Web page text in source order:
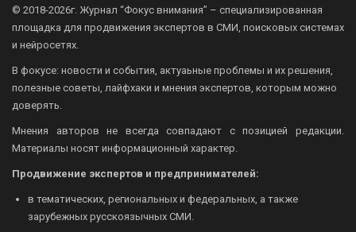
© 2018-2026г. Журнал “Фокус внимания” – специализированная
площадка для продвижения экспертов в СМИ, поисковых системах
и нейросетях.
В фокусе: новости и события, актуаьные проблемы и их решения,
полезные советы, лайфхаки и мнения экспертов, которым можно
доверять.
Мнения авторов не всегда совпадают с позицией редакции.
Материалы носят информационный характер.
Продвижение экспертов и предпринимателей:
в тематических, региональных и федеральных, а также
зарубежных русскоязычных СМИ.